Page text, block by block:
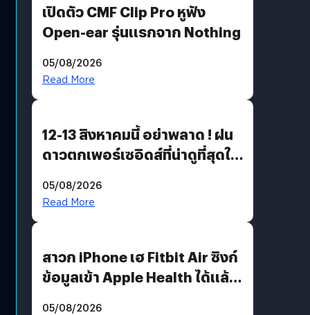
เปิดตัว CMF Clip Pro หูฟัง
Open-ear รุ่นแรกจาก Nothing
05/08/2026
Read More
12-13 สิงหาคมนี้ อย่าพลาด ! ฝน
ดาวตกเพอร์เซอิดส์ที่น่าดูที่สุดใน
05/08/2026
Read More
สาวก iPhone เฮ Fitbit Air ซิงก์
ข้อมูลเข้า Apple Health ได้แล้ว
05/08/2026